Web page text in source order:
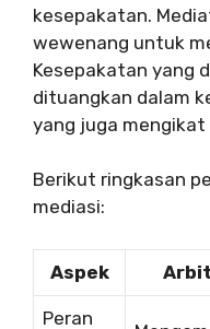
kesepakatan.
wewenang untuk
Kesepakatan yang
dituangkan dalam
yang juga mengikat
Berikut ringkasan
mediasi:
Aspek
Peran